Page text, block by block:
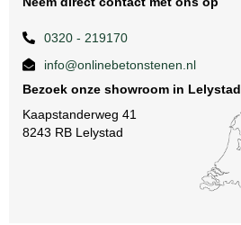
0320 - 219170
info@onlinebetonstenen.nl
Bezoek onze showroom in Lelystad
Kaapstanderweg 41
8243 RB Lelystad